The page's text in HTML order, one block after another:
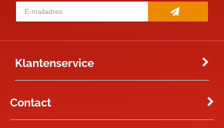
Klantenservice
Contact